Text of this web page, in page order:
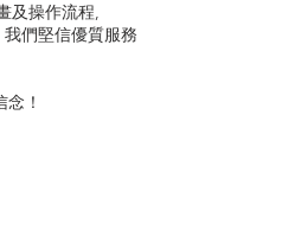
及操作流程,
們堅信優質服務
！